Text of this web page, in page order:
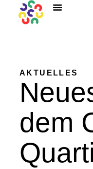
AKTUELLES
dem